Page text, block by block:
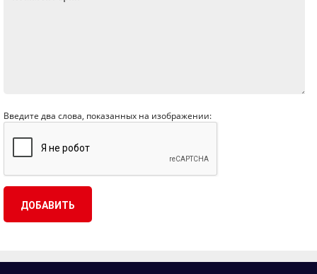
Введите два слова, показанных на изображении: